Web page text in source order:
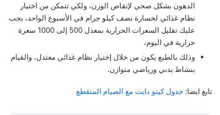
الدهون بشكل صحي لإنقاص الوزن، ولكي تتمكن من اختيار
نظام غذائي لخسارة نصف كيلو جرام في الأسبوع الواحد، يجب
عليك تقليل السعرات الحرارية بمعدل 500 إلى 1000 سعرة
حرارية في اليوم،
وذلك بالطبع يكون من خلال إختيار نظام غذائي معتدل، والقيام
بنشاط بدني ورياضي متوازن.
تابع ايضا: جدول كيتو دايت مع الصيام المتقطع